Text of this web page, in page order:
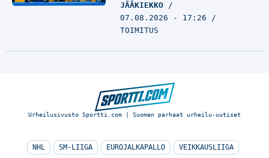
JÄÄKIEKKO
07.08.2026 - 17:26
TOIMITUS
Urheilusivusto Sportti.com | Suomen parhaat urheilu-uutiset
NHL SM-LIIGA EUROJALKAPALLO VEIKKAUSLIIGA